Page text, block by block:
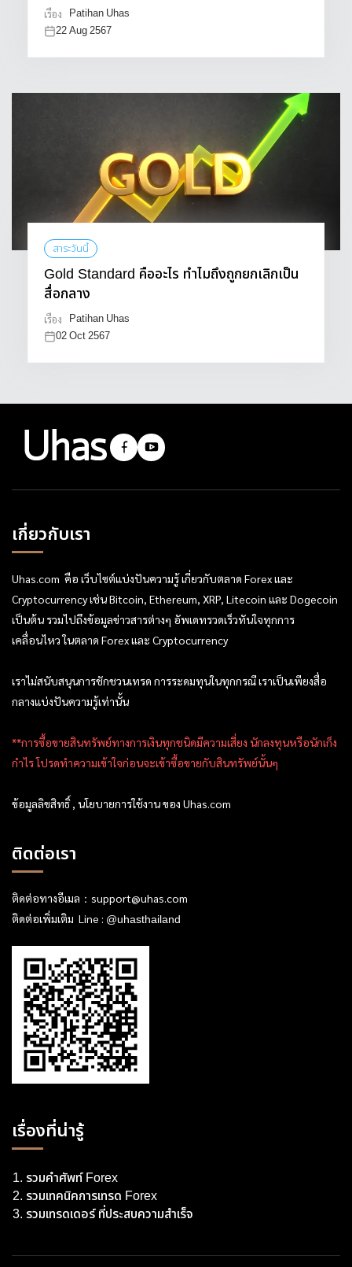
เรื่อง
Patihan Uhas
22 Aug 2567
สาระวันนี้
Gold Standard คืออะไร ทำไมถึงถูกยกเลิกเป็น
สื่อกลาง
เรื่อง
Patihan Uhas
02 Oct 2567
เกี่ยวกับเรา
Uhas.com คือ เว็บไซต์แบ่งปันความรู้ เกี่ยวกับตลาด Forex และ
Cryptocurrency เช่น Bitcoin, Ethereum, XRP, Litecoin และ Dogecoin
เป็นต้น รวมไปถึงข้อมูลข่าวสารต่างๆ อัพเดทรวดเร็วทันใจทุกการ
เคลื่อนไหว ในตลาด Forex และ Cryptocurrency
เราไม่สนับสนุนการชักชวนเทรด การระดมทุนในทุกกรณี เราเป็นเพียงสื่อ
กลางแบ่งปันความรู้เท่านั้น
**การซื้อขายสินทรัพย์ทางการเงินทุกชนิดมีความเสี่ยง นักลงทุนหรือนักเก็ง
กำไร โปรดทำความเข้าใจก่อนจะเข้าซื้อขายกับสินทรัพย์นั้นๆ
ข้อมูลลิขสิทธิ์ , นโยบายการใช้งาน ของ Uhas.com
ติดต่อเรา
ติดต่อทางอีเมล： support@uhas.com
ติดต่อเพิ่มเติม Line : @uhasthailand
เรื่องที่น่ารู้
รวมคำศัพท์ Forex
รวมเทคนิคการเทรด Forex
รวมเทรดเดอร์ ที่ประสบความสำเร็จ